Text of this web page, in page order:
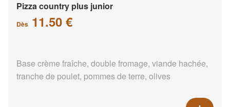
Pizza country plus junior
Dès 11.50 €
Base crème fraîche, double fromage, viande hachée,
tranche de poulet, pommes de terre, olives